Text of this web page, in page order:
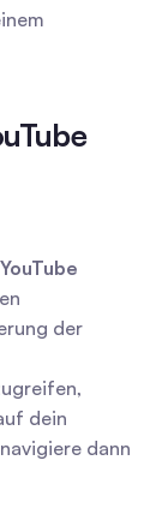
YouTube
der
dein
dann